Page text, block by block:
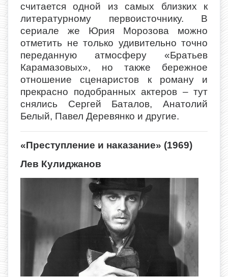
считается одной из самых близких к
литературному первоисточнику. В
сериале же Юрия Морозова можно
отметить не только удивительно точно
переданную атмосферу «Братьев
Карамазовых», но также бережное
отношение сценаристов к роману и
прекрасно подобранных актеров – тут
снялись Сергей Баталов, Анатолий
Белый, Павел Деревянко и другие.
«Преступление и наказание» (1969)
Лев Кулиджанов